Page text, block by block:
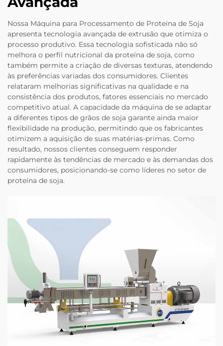
Nossa Máquina para Processamento de Proteína de Soja
apresenta tecnologia avançada de extrusão que otimiza o
processo produtivo. Essa tecnologia sofisticada não só
melhora o perfil nutricional da proteína de soja, como
também permite a criação de diversas texturas, atendendo
às preferências variadas dos consumidores. Clientes
relataram melhorias significativas na qualidade e na
consistência dos produtos, fatores essenciais no mercado
competitivo atual. A capacidade da máquina de se adaptar
a diferentes tipos de grãos de soja garante ainda maior
flexibilidade na produção, permitindo que os fabricantes
otimizem a aquisição de suas matérias-primas. Como
resultado, nossos clientes conseguem responder
rapidamente às tendências de mercado e às demandas dos
consumidores, posicionando-se como líderes no setor de
proteína de soja.